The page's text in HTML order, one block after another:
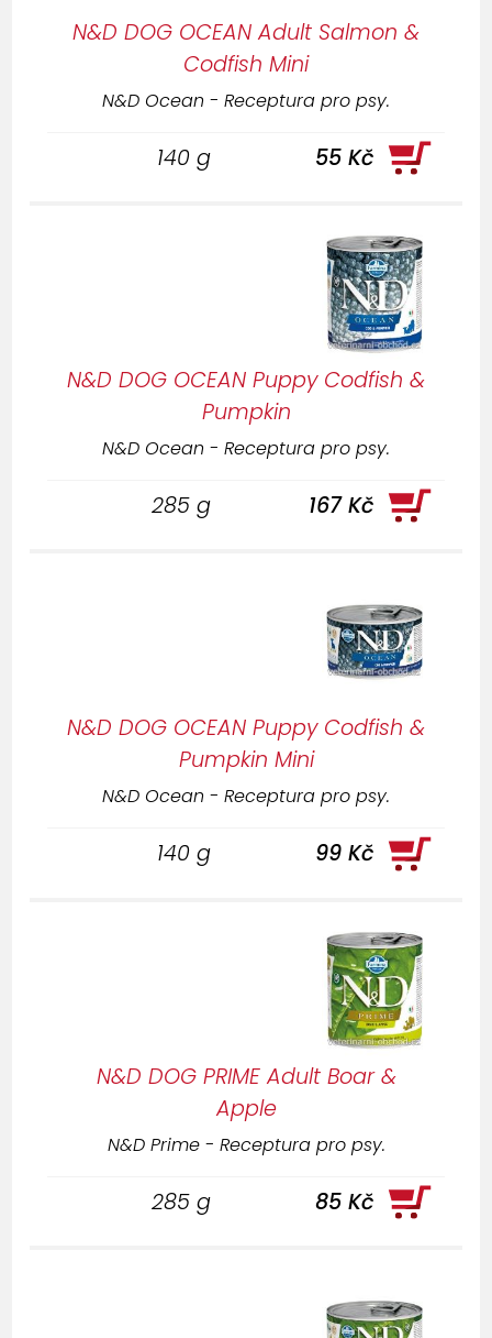
N&D DOG OCEAN Adult Salmon &
Codfish Mini
N&D Ocean - Receptura pro psy.
140 g 55 Kč
N&D DOG OCEAN Puppy Codfish &
Pumpkin
N&D Ocean - Receptura pro psy.
285 g 167 Kč
N&D DOG OCEAN Puppy Codfish &
Pumpkin Mini
N&D Ocean - Receptura pro psy.
140 g 99 Kč
N&D DOG PRIME Adult Boar &
Apple
N&D Prime - Receptura pro psy.
285 g 85 Kč